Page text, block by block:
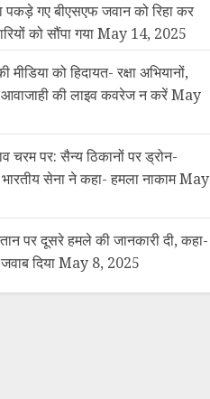
पकड़े गए बीएसएफ जवान को रिहा कर
को सौंपा गयाMay 14, 2025
मीडिया को हिदायत- रक्षा अभियानों,
आवाजाही की लाइव कवरेज न करेंMay
चरम पर: सैन्य ठिकानों पर ड्रोन-
सेना ने कहा- हमला नाकामMay
पर दूसरे हमले की जानकारी दी, कहा-
दियाMay 8, 2025